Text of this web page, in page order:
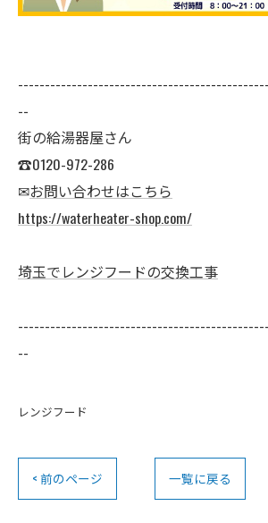
--
街の給湯器屋さん
☎0120-972-286
✉お問い合わせはこちら
https://waterheater-shop.com/
埼玉でレンジフードの交換工事
--
レンジフード
< 前のページ 一覧に戻る